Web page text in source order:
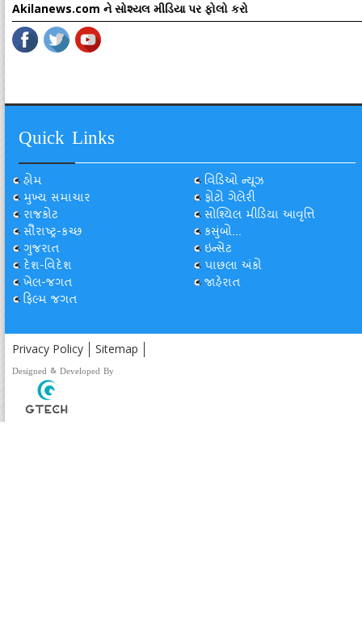
Akilanews.com ને સોશ્યલ મીડિયા પર ફોલો કરો
Quick Links
હોમ
મુખ્ય સમાચાર
રાજકોટ
સૌરાષ્ટ્ર-કચ્છ
ગુજરાત
દેશ-વિદેશ
ખેલ-જગત
ફિલ્મ જગત
વિડિઓ ન્યૂઝ
ફોટો ગેલેરી
સોશ્યિલ મીડિયા આવૃત્તિ
કસુંબો...
ઇન્સેટ
પાછલા અંકો
જાહેરાત
Privacy Policy Sitemap
Designed & Developed By